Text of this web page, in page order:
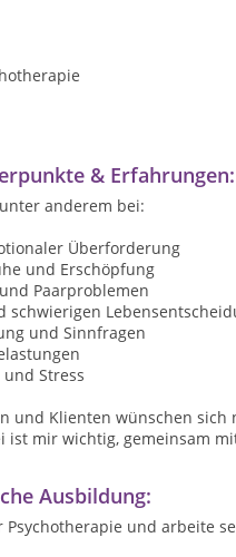
& Erfahrungen:
anderem bei:
Überforderung
und Erschöpfung
Paarproblemen
schwierigen
und Sinnfragen
Stress
und Klienten wünschen
ist mir wichtig, gemeinsam
Ausbildung:
und arbeite